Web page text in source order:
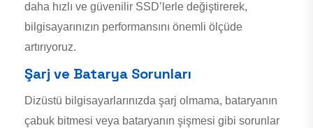
daha hızlı ve güvenilir SSD’lerle değiştirerek,
bilgisayarınızın performansını önemli ölçüde
artırıyoruz.
Şarj ve Batarya Sorunları
Dizüstü bilgisayarlarınızda şarj olmama, bataryanın
çabuk bitmesi veya bataryanın şişmesi gibi sorunlar